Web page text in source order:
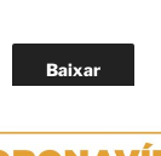
Baixar